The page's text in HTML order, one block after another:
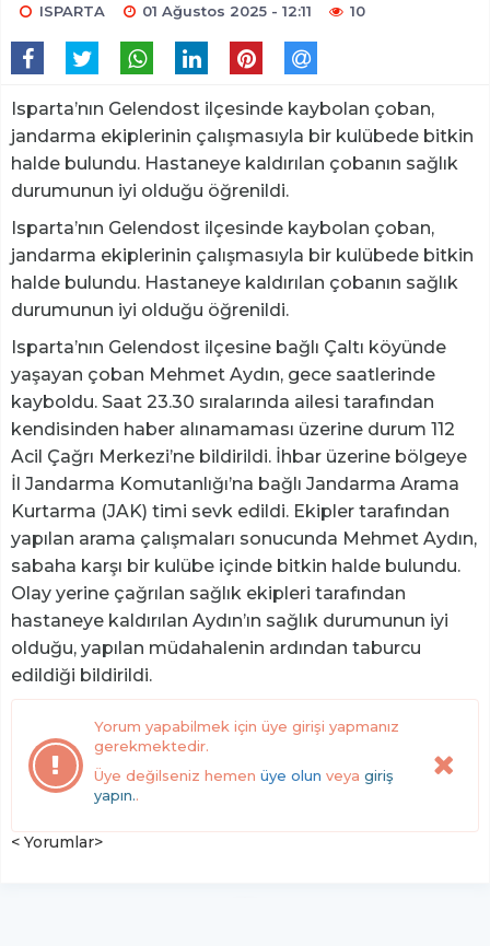
ISPARTA 01 Ağustos 2025 - 12:11 10
Isparta’nın Gelendost ilçesinde kaybolan çoban,
jandarma ekiplerinin çalışmasıyla bir kulübede bitkin
halde bulundu. Hastaneye kaldırılan çobanın sağlık
durumunun iyi olduğu öğrenildi.
Isparta’nın Gelendost ilçesinde kaybolan çoban,
jandarma ekiplerinin çalışmasıyla bir kulübede bitkin
halde bulundu. Hastaneye kaldırılan çobanın sağlık
durumunun iyi olduğu öğrenildi.
Isparta’nın Gelendost ilçesine bağlı Çaltı köyünde
yaşayan çoban Mehmet Aydın, gece saatlerinde
kayboldu. Saat 23.30 sıralarında ailesi tarafından
kendisinden haber alınamaması üzerine durum 112
Acil Çağrı Merkezi’ne bildirildi. İhbar üzerine bölgeye
İl Jandarma Komutanlığı’na bağlı Jandarma Arama
Kurtarma (JAK) timi sevk edildi. Ekipler tarafından
yapılan arama çalışmaları sonucunda Mehmet Aydın,
sabaha karşı bir kulübe içinde bitkin halde bulundu.
Olay yerine çağrılan sağlık ekipleri tarafından
hastaneye kaldırılan Aydın’ın sağlık durumunun iyi
olduğu, yapılan müdahalenin ardından taburcu
edildiği bildirildi.
Yorum yapabilmek için üye girişi yapmanız
gerekmektedir.
Üye değilseniz hemen üye olun veya giriş
yapın..
< Yorumlar>